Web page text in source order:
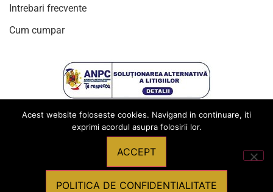
Intrebari frecvente
Cum cumpar
Acest website foloseste cookies. Navigand in continuare, iti
exprimi acordul asupra folosirii lor.
ACCEPT
POLITICA DE CONFIDENTIALITATE